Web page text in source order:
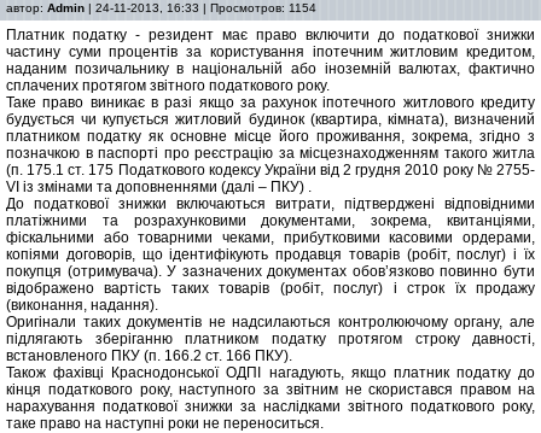
автор: Admin | 24-11-2013, 16:33 | Просмотров: 1154
Платник податку - резидент має право включити до податкової знижки
частину суми процентів за користування іпотечним житловим кредитом,
наданим позичальнику в національній або іноземній валютах, фактично
сплачених протягом звітного податкового року.
Таке право виникає в разі якщо за рахунок іпотечного житлового кредиту
будується чи купується житловий будинок (квартира, кімната), визначений
платником податку як основне місце його проживання, зокрема, згідно з
позначкою в паспорті про реєстрацію за місцезнаходженням такого житла
(п. 175.1 ст. 175 Податкового кодексу України від 2 грудня 2010 року № 2755-
VI із змінами та доповненнями (далі – ПКУ) .
До податкової знижки включаються витрати, підтверджені відповідними
платіжними та розрахунковими документами, зокрема, квитанціями,
фіскальними або товарними чеками, прибутковими касовими ордерами,
копіями договорів, що ідентифікують продавця товарів (робіт, послуг) і їх
покупця (отримувача). У зазначених документах обов’язково повинно бути
відображено вартість таких товарів (робіт, послуг) і строк їх продажу
(виконання, надання).
Оригінали таких документів не надсилаються контролюючому органу, але
підлягають зберіганню платником податку протягом строку давності,
встановленого ПКУ (п. 166.2 ст. 166 ПКУ).
Також фахівці Краснодонської ОДПІ нагадують, якщо платник податку до
кінця податкового року, наступного за звітним не скористався правом на
нарахування податкової знижки за наслідками звітного податкового року,
таке право на наступні роки не переноситься.